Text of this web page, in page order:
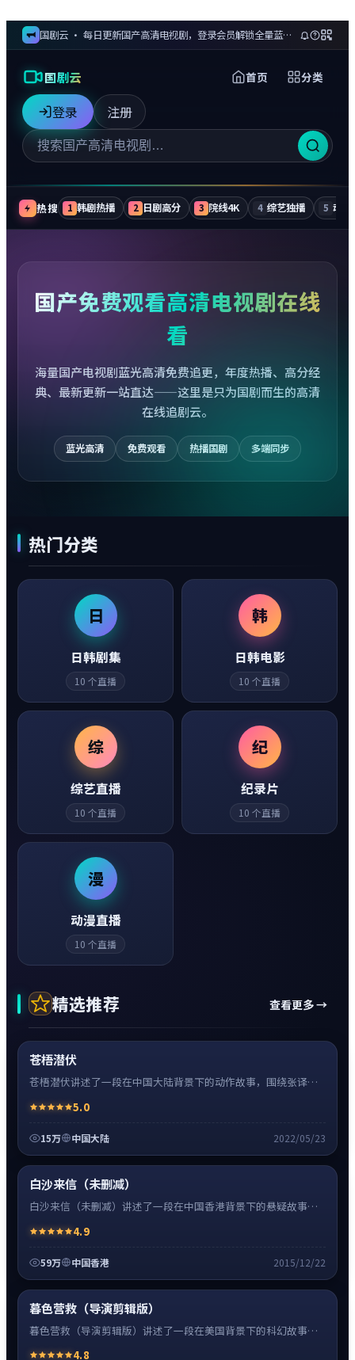
国剧云 · 每日更新国产高清电视剧，登录会员解锁全量蓝光剧集与无广告追更
国剧云 首页 分类
登录 注册
热搜 1 韩剧热播 2 日剧高分 3 院线4K 4 综艺独播 5 动漫
国产免费观看高清电视剧在线
看
海量国产电视剧蓝光高清免费追更，年度热播、高分经
典、最新更新一站直达——这里是只为国剧而生的高清
在线追剧云。
蓝光高清 免费观看 热播国剧 多端同步
热门分类
日
日韩剧集
10 个直播
韩
日韩电影
10 个直播
综
综艺直播
10 个直播
纪
纪录片
10 个直播
漫
动漫直播
10 个直播
精选推荐 查看更多 →
超清4K
动作
苍梧潜伏
苍梧潜伏讲述了一段在中国大陆背景下的动作故事，围绕张译饰
情绪克制。5.0
15万 中国大陆 2022/05/23
超清4K
白沙来信（未删减）
白沙来信（未删减）讲述了一段在中国香港背景下的悬疑故事，
引，节奏紧凑、情绪克制。
4.9
59万 中国香港 2015/12/22
高清
暮色营救（导演剪辑版）
暮色营救（导演剪辑版）讲述了一段在美国背景下的科幻故事，
4.8